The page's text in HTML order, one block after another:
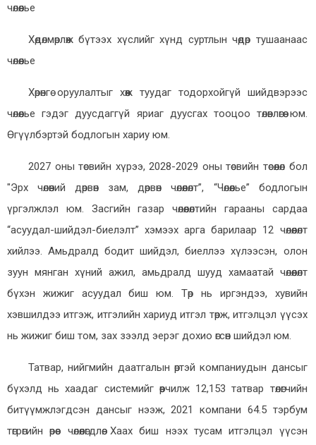
чөлөөлье
Хөдөлмөрлөж бүтээх хүслийг хүнд суртлын чөдөр тушаанаас
чөлөөлье
Хөрөнгө оруулалтыг хөөж туудаг тодорхойгүй шийдвэрээс
чөлөөлье гэдэг дуусдаггүй яриаг дуусгах тооцоо төлөвлөгөө юм.
Өгүүлбэртэй бодлогын хариу юм.
2027 оны төсвийн хүрээ, 2028-2029 оны төсвийн төсөөлөл бол
"Эрх чөлөөний дөрвөн зам, дөрвөн чөлөөлөлт”, “Чөлөөлье” бодлогын
үргэлжлэл юм. Засгийн газар чөлөөлөлтийн гарааны сардаа
“асуудал-шийдэл-биелэлт” хэмээх арга барилаар 12 чөлөөлөлт
хийлээ. Амьдралд бодит шийдэл, биеллээ хүлээсэн, олон
зуун мянган хүний ажил, амьдралд шууд хамаатай чөлөөлөлт
бүхэн жижиг асуудал биш юм. Төр нь иргэндээ, хувийн
хэвшилдээ итгэж, итгэлийн хариуд итгэл төрж, итгэлцэл үүсэх
нь жижиг биш том, зах зээлд эерэг дохио өгсөн шийдэл юм.
Татвар, нийгмийн даатгалын өртэй компаниудын дансыг
бүхэлд нь хаадаг системийг өөрчилж 12,153 татвар төлөгчийн
битүүмжлэгдсэн дансыг нээж, 2021 компани 64.5 тэрбум
төгрөгийн өрөөс чөлөөлөгдлөө. Хаах биш нээх тусам итгэлцэл үүсэн